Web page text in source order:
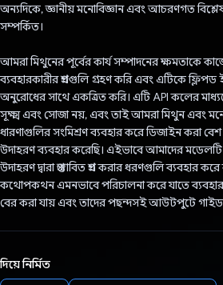
অন্যদিকে, জ্ঞানীয় মনোবিজ্ঞান এবং আচরণগত
সম্পর্কিত।
আমরা মিথুনের পূর্বের কার্য সম্পাদনের ক্ষমতাকে
ব্যবহারকারীর প্রশ্নগুলি গ্রহণ করি এবং এটিকে
অনুরোধের সাথে একত্রিত করি। এটি API কলের
সূক্ষ্ম এবং সোজা নয়, এবং তাই আমরা মিথুন এবং
ধারণাগুলির সংমিশ্রণ ব্যবহার করে ডিজাইন করা বেশ
উদাহরণ ব্যবহার করেছি। এইভাবে আমাদের
উদাহরণ দ্বারা প্রস্তাবিত প্রশ্ন করার ধরণগুলি ব্যবহার
কথোপকথন এমনভাবে পরিচালনা করে যাতে
বের করা যায় এবং তাদের পছন্দসই আউটপুটে
দিয়ে নির্মিত